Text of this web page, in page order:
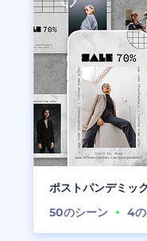
ポストパンデミッ
50のシーン 4